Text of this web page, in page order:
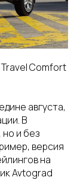
Comfort
августа,
В
и без
версия
на
Avtograd